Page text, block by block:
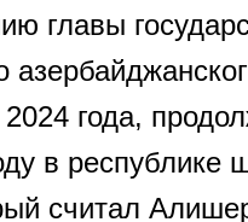
главы
года,
в республике
считал